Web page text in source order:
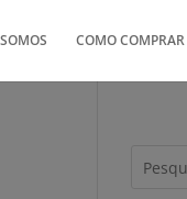
COMO COMPRAR